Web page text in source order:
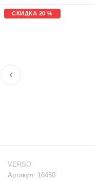
СКИДКА 20 %
VERSO
Артикул: 16460